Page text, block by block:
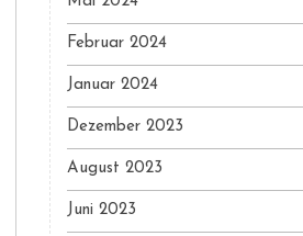
Februar 2024
Januar 2024
Dezember 2023
August 2023
Juni 2023